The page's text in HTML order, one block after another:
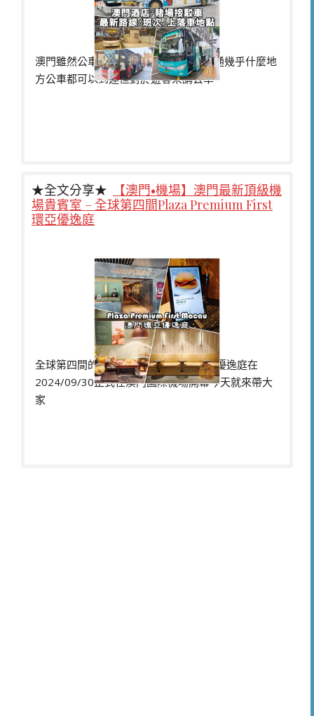
澳門雖然公車很方便之前也介紹過澳門通幾乎什麼地
方公車都可以到達但對於遊客來講公車
★全文分享★
【澳門•機場】澳門最新頂級機
場貴賓室 – 全球第四間Plaza Premium First
環亞優逸庭
全球第四間的Plaza Premium First環亞優逸庭在
2024/09/30正式在澳門國際機場開幕今天就來帶大
家